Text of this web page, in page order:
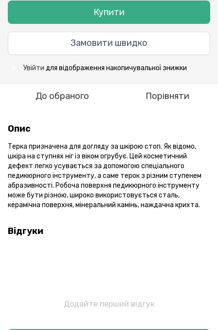
Купити
Замовити швидко
Увійти для відображення накопичувальної знижки
До обраного Порівняти
Опис
Терка призначена для догляду за шкірою стоп. Як відомо,
шкіра на ступнях ніг із віком огрубує. Цей косметичний
дефект легко усувається за допомогою спеціального
педикюрного інструменту, а саме терок з різним ступенем
абразивності. Робоча поверхня педикюрного інструменту
може бути різною, широко використовується сталь,
керамічна поверхня, мінеральний камінь, наждачна крихта.
Відгуки
Додайте перший відгук